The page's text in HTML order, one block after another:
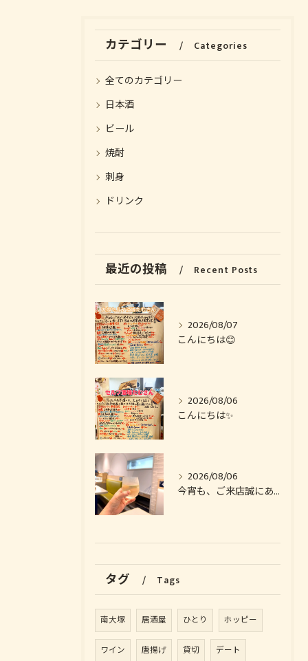
カテゴリー Categories
全てのカテゴリー
日本酒
ビール
焼酎
刺身
ドリンク
最近の投稿 Recent Posts
2026/08/07
こんにちは😊
2026/08/06
こんにちは✨️
2026/08/06
今宵も、ご来店誠にありがとうございました🙏
タグ Tags
南大塚 居酒屋 ひとり ホッピー
ワイン 唐揚げ 貸切 デート